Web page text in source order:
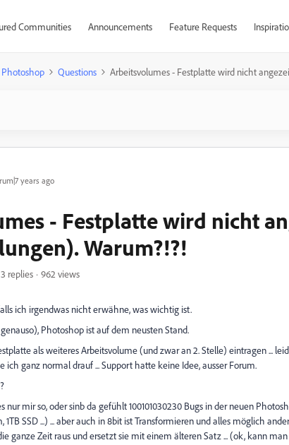
Communities Announcements Feature Requests
Photoshop Questions Arbeitsvolumes - Festplatte wird nicht
years ago
- Festplatte wird nicht
Warum?!?!
3 replies
962 views
ich irgendwas nicht erwähne, was wichtig ist.
Photoshop ist auf dem neusten Stand.
als weiteres Arbeitsvolume (und zwar an 2. Stelle) eintragen ...
ich ganz normal drauf ... Support hatte keine Idee, ausser Forum.
nur mir so, oder sinb da gefühlt 100101030230 Bugs in der neuen
1TB SSD ...) ... aber auch in 8bit ist Transformieren und alles möglich
ganze Zeit raus und ersetzt sie mit einem älteren Satz ... (ok, kann